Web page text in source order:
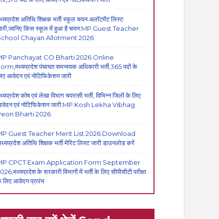
अतिथि शिक्षक भर्ती स्कूल चयन अलॉटमेंट लिस्ट
किस स्कूल में हुआ है चयन:MP Guest Teacher
Chayan Allotment 2026
Panchayat CO Bharti 2026 Online
पंचायत समन्वयक अधिकारी भर्ती,365 पदों के
आवेदन एवं नोटिफिकेशन जारी
कोष एवं लेखा विभाग चपरासी भर्ती, विभिन्न जिलों के लिए
एवं नोटिफिकेशन जारी:MP Kosh Lekha Vibhag
Bharti 2026
Guest Teacher Merit List 2026 Download
अतिथि शिक्षक भर्ती मेरिट लिस्ट जारी डाउनलोड करें
CPCT Exam Application Form September
के सरकारी विभागों में भर्ती के लिए सीपीसीटी परीक्षा
लिए आवेदन प्रारंभ